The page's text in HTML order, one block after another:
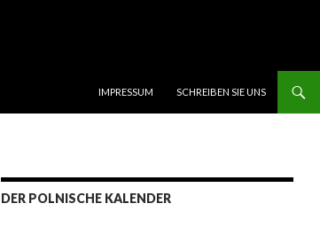
IMPRESSUM
SCHREIBEN SIE UNS
DER POLNISCHE KALENDER